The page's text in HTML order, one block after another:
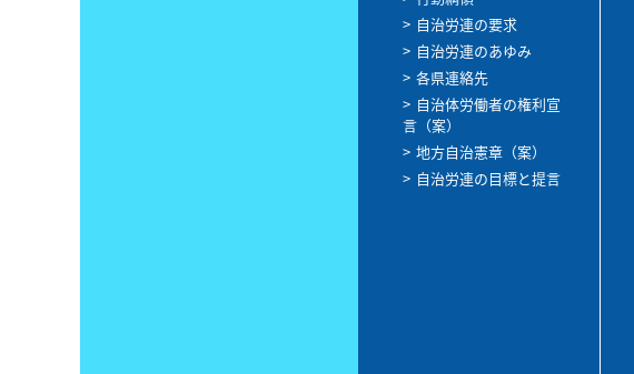
自治労連の要求
自治労連のあゆみ
各県連絡先
自治体労働者の権利宣
言（案）
地方自治憲章（案）
自治労連の目標と提言